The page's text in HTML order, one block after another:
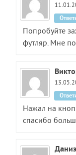
Попробуйте
футляр. Мне
Нажал на
спасибо